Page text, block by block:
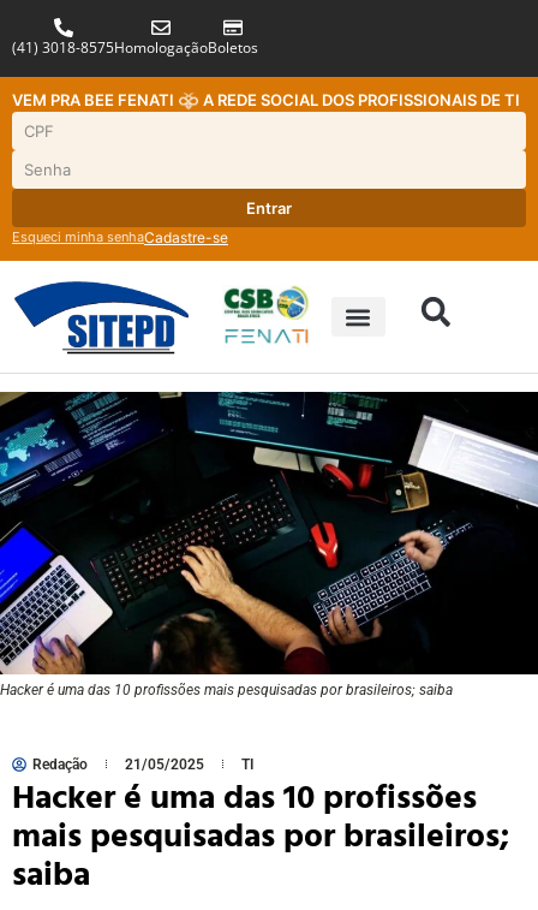
(41) 3018-8575HomologaçãoBoletos
VEM PRA BEE FENATI A REDE SOCIAL DOS PROFISSIONAIS DE TI
Entrar
Esqueci minha senhaCadastre-se
Hacker é uma das 10 profissões mais pesquisadas por brasileiros; saiba
Redação 21/05/2025 TI
Hacker é uma das 10 profissões
mais pesquisadas por brasileiros;
saiba